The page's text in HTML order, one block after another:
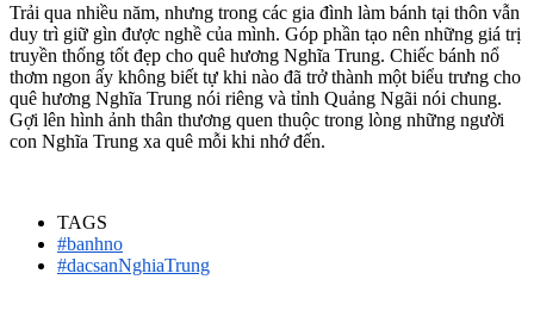
Trải qua nhiều năm, nhưng trong các gia đình làm bánh tại thôn vẫn
duy trì giữ gìn được nghề của mình. Góp phần tạo nên những giá trị
truyền thống tốt đẹp cho quê hương Nghĩa Trung. Chiếc bánh nổ
thơm ngon ấy không biết tự khi nào đã trở thành một biểu trưng cho
quê hương Nghĩa Trung nói riêng và tỉnh Quảng Ngãi nói chung.
Gợi lên hình ảnh thân thương quen thuộc trong lòng những người
con Nghĩa Trung xa quê mỗi khi nhớ đến.
TAGS
#banhno
#dacsanNghiaTrung